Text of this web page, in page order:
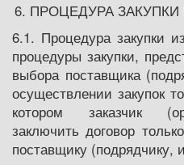
6. ПРОЦЕДУРА
6.1. Процедура закупки
процедуры закупки,
выбора поставщика
осуществлении закупок
котором заказчик
заключить договор
поставщику (подрядчику,